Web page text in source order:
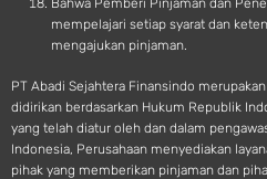
Bahwa Pemberi Pinjaman dan
mempelajari setiap syarat dan
mengajukan pinjaman.
PT Abadi Sejahtera Finansindo
didirikan berdasarkan Hukum Republik
yang telah diatur oleh dan dalam
Indonesia, Perusahaan menyediakan
pihak yang memberikan pinjaman dan